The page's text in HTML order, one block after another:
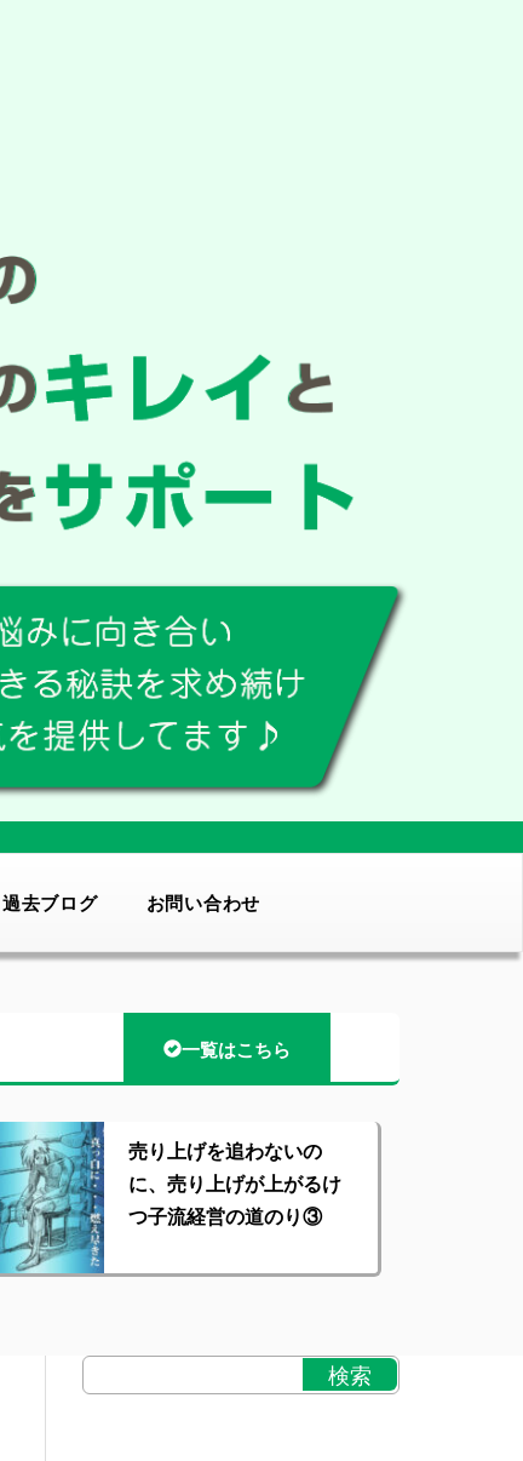
過去ブログ お問い合わせ
一覧はこちら
売り上げを追わないの
に、売り上げが上がるけ
つ子流経営の道のり③